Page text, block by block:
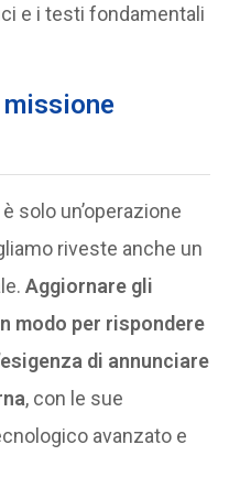
e i testi fondamentali
solo un’operazione
riveste anche un
Aggiornare gli
modo per rispondere
di annunciare
, con le sue
avanzato e